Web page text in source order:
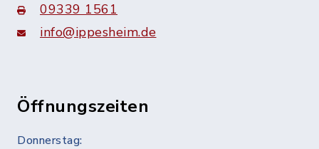
09339 1561
info@ippesheim.de
Öffnungszeiten
Donnerstag: